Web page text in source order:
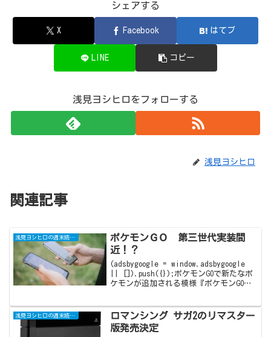
シェアする
X Facebook はてブ
LINE コピー
浅見ヨシヒロをフォローする
浅見ヨシヒロ
関連記事
浅見ヨシヒロの週末読書日記
ポケモンＧＯ 第三世代実装間
近！？
(adsbygoogle = window.adsbygoogle
|| []).push({});ポケモンGOで新たなポ
ケモンが追加される模様『ポケモンGO』
オウをゲ...
浅見ヨシヒロの週末読書日記
ロマンシング サガ2のリマスター
版発売決定